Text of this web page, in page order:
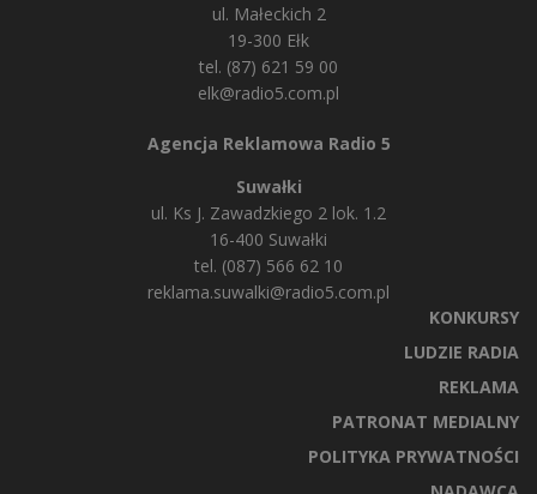
ul. Małeckich 2
19-300 Ełk
tel. (87) 621 59 00
elk@radio5.com.pl
Agencja Reklamowa Radio 5
Suwałki
ul. Ks J. Zawadzkiego 2 lok. 1.2
16-400 Suwałki
tel. (087) 566 62 10
reklama.suwalki@radio5.com.pl
KONKURSY
LUDZIE RADIA
REKLAMA
PATRONAT MEDIALNY
POLITYKA PRYWATNOŚCI